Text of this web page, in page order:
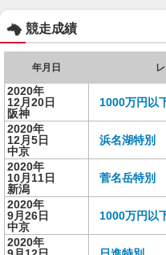
競走成績
年月日
2020年
12月20日
阪神
1000万円以
2020年
12月5日
中京
浜名湖特別
2020年
10月11日
新潟
菅名岳特別
2020年
9月26日
中京
1000万円以
2020年